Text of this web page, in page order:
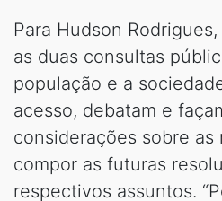
Para Hudson
as duas consultas
população e a
acesso, debatam e
considerações sobre as
compor as futuras
respectivos assuntos.